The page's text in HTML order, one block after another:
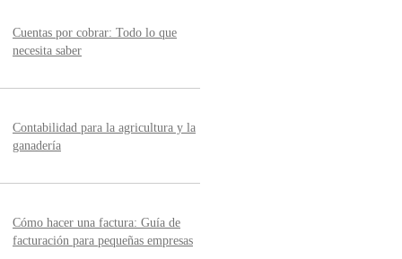
Cuentas por cobrar: Todo lo que
necesita saber
Contabilidad para la agricultura y la
ganadería
Cómo hacer una factura: Guía de
facturación para pequeñas empresas